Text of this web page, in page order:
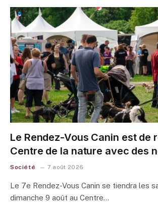
Le Rendez-Vous Canin est de
Centre de la nature avec des
Société 7 août 2026
Le 7e Rendez-Vous Canin se tiendra les
dimanche 9 août au Centre…